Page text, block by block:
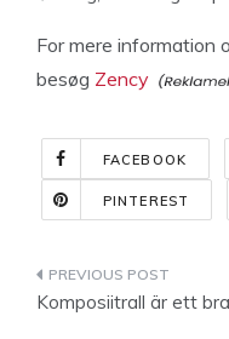
For mere information
besøg Zency
FACEBOOK
PINTEREST
Komposiitrall är ett